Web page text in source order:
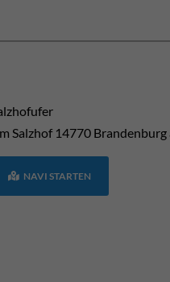
Salzhof 14770 Brandenburg
NAVI STARTEN